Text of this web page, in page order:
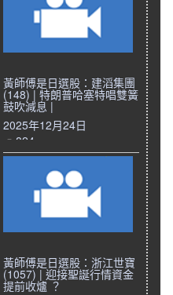
黃師傅是日選股：建滔集團
(148) | 特朗普哈塞特唱雙簧
鼓吹減息 |
2025年12月24日
824
黃師傅是日選股：浙江世寶
(1057) | 迎接聖誕行情資金
提前收爐 ？